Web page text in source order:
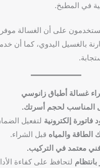
في المطبخ.
على أن الغسالة
بالغسيل اليدوي، كما أن
غسالة أطباق زانوسي
المناسب لحجم أسرتك.
فاتورة إلكترونية لتفعيل
الطاقة والمياه قبل الشراء.
معتمد في التركيب.
لتحافظ على كفاءة